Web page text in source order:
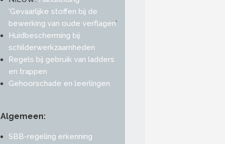
'Gevaarlijke stoffen bij de
bewerking van oude verflagen’
Huidbescherming bij
schilderwerkzaamheden
Regels bij gebruik van ladders
en trappen
Gehoorschade en leerlingen
Algemeen:
SBB-regeling erkenning